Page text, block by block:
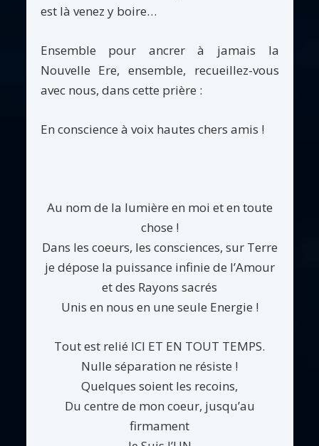
est là venez y boire…
Ensemble pour ancrer à jamais la
Nouvelle Ere, ensemble, recueillez-vous
avec nous, dans cette prière :
En conscience à voix hautes chers amis !
Au nom de la lumière en moi et en toute
chose !
Dans les coeurs, les consciences, sur Terre
je dépose la puissance infinie de l’Amour
et des Rayons sacrés
Unis en nous en une seule Energie !
Tout est relié ICI ET EN TOUT TEMPS.
Nulle séparation ne résiste !
Quelques soient les recoins,
Du centre de mon coeur, jusqu’au
firmament